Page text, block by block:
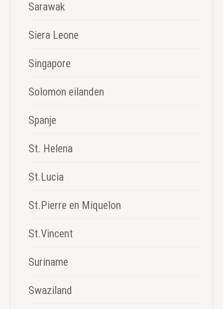
Sarawak
Siera Leone
Singapore
Solomon eilanden
Spanje
St. Helena
St.Lucia
St.Pierre en Miquelon
St.Vincent
Suriname
Swaziland